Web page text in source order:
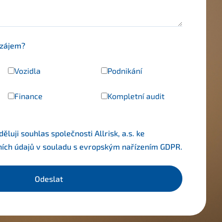
Vozidla Podnikání
Finance Kompletní audit
souhlas společnosti Allrisk, a.s. ke
údajů v souladu s evropským nařízením GDPR.
Odeslat